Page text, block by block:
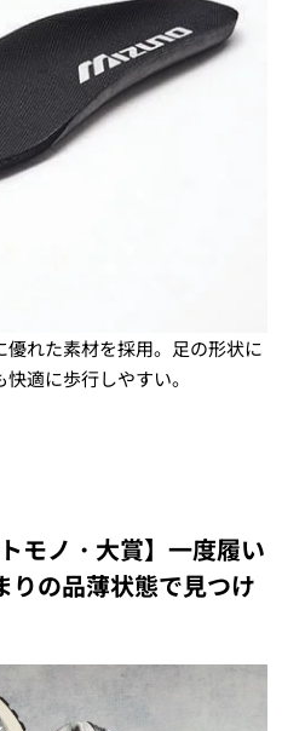
れた素材を採用。足の形状に
適に歩行しやすい。
モノ・大賞】一度履い
りの品薄状態で見つけ